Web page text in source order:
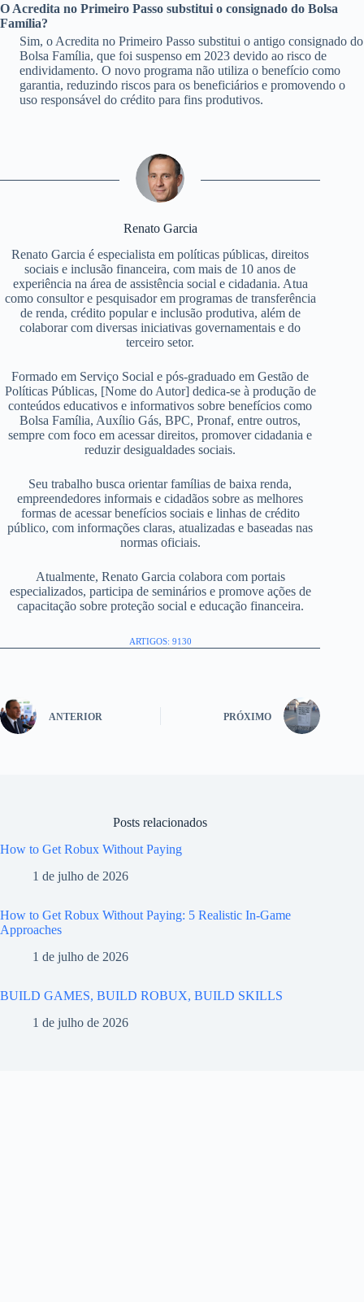
O Acredita no Primeiro Passo substitui o consignado do Bolsa
Família?
Sim, o Acredita no Primeiro Passo substitui o antigo consignado do
Bolsa Família, que foi suspenso em 2023 devido ao risco de
endividamento. O novo programa não utiliza o benefício como
garantia, reduzindo riscos para os beneficiários e promovendo o
uso responsável do crédito para fins produtivos.
Renato Garcia
Renato Garcia é especialista em políticas públicas, direitos
sociais e inclusão financeira, com mais de 10 anos de
experiência na área de assistência social e cidadania. Atua
como consultor e pesquisador em programas de transferência
de renda, crédito popular e inclusão produtiva, além de
colaborar com diversas iniciativas governamentais e do
terceiro setor.
Formado em Serviço Social e pós-graduado em Gestão de
Políticas Públicas, [Nome do Autor] dedica-se à produção de
conteúdos educativos e informativos sobre benefícios como
Bolsa Família, Auxílio Gás, BPC, Pronaf, entre outros,
sempre com foco em acessar direitos, promover cidadania e
reduzir desigualdades sociais.
Seu trabalho busca orientar famílias de baixa renda,
empreendedores informais e cidadãos sobre as melhores
formas de acessar benefícios sociais e linhas de crédito
público, com informações claras, atualizadas e baseadas nas
normas oficiais.
Atualmente, Renato Garcia colabora com portais
especializados, participa de seminários e promove ações de
capacitação sobre proteção social e educação financeira.
ARTIGOS: 9130
ANTERIOR PRÓXIMO
Posts relacionados
How to Get Robux Without Paying
1 de julho de 2026
How to Get Robux Without Paying: 5 Realistic In-Game
Approaches
1 de julho de 2026
BUILD GAMES, BUILD ROBUX, BUILD SKILLS
1 de julho de 2026